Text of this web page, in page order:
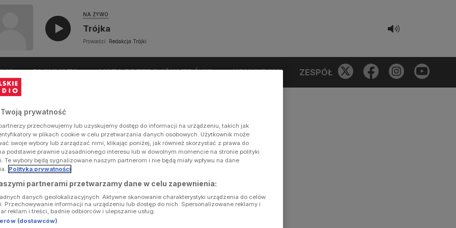
NA ŻYWO
Trójka
Prowadzi: Redakcja Trójki
PLAYLISTA LISTA PRZEBOJÓW TRÓJKI KONKURSY ZESPÓŁ
Twoją prywatność
przechowujemy lub uzyskujemy dostęp do informacji na urządzeniu, takich jak
w plikach cookie w celu przetwarzania danych osobowych. Użytkownik może
swoje wybory lub zarządzać nimi, klikając poniżej, jak również skorzystać z prawa do
podstawie prawnie uzasadnionego interesu lub w dowolnym momencie na stronie polityki
Te wybory będą sygnalizowane naszym partnerom i nie będą miały wpływu na dane
Polityka prywatności
partnerami przetwarzamy dane w celu zapewnienia:
danych geolokalizacyjnych. Aktywne skanowanie charakterystyki urządzenia do celów
Przechowywanie informacji na urządzeniu lub dostęp do nich. Spersonalizowane reklamy i
reklam i treści, badnie odbiorców i ulepszanie usług.
(dostawców)